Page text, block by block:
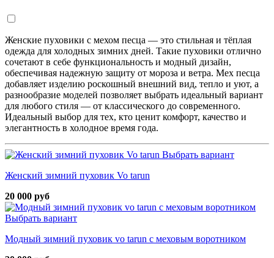
Женские пуховики с мехом песца — это стильная и тёплая
одежда для холодных зимних дней. Такие пуховики отлично
сочетают в себе функциональность и модный дизайн,
обеспечивая надежную защиту от мороза и ветра. Мех песца
добавляет изделию роскошный внешний вид, тепло и уют, а
разнообразие моделей позволяет выбрать идеальный вариант
для любого стиля — от классического до современного.
Идеальный выбор для тех, кто ценит комфорт, качество и
элегантность в холодное время года.
Выбрать вариант
Женский зимний пуховик Vo tarun
20 000 руб
Выбрать вариант
Модный зимний пуховик vo tarun с меховым воротником